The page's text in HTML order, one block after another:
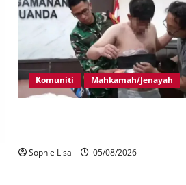
Komuniti Mahkamah/Jenayah
Sophie Lisa 05/08/2026